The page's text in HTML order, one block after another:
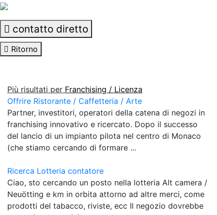
contatto diretto
Ritorno
Più risultati per Franchising / Licenza
Offrire Ristorante / Caffetteria / Arte
Partner, investitori, operatori della catena di negozi in
franchising innovativo e ricercato. Dopo il successo
del lancio di un impianto pilota nel centro di Monaco
(che stiamo cercando di formare ...
Ricerca Lotteria contatore
Ciao, sto cercando un posto nella lotteria Alt camera /
Neuötting e km in orbita attorno ad altre merci, come
prodotti del tabacco, riviste, ecc Il negozio dovrebbe